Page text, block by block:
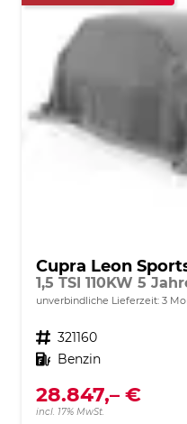
Cupra Leon
1,5 TSI 110KW 5
unverbindliche Lieferzeit: 3
Fahrzeugnr. 321160
Kraftstoff Benzin
28.847,– €
incl. 17% MwSt.